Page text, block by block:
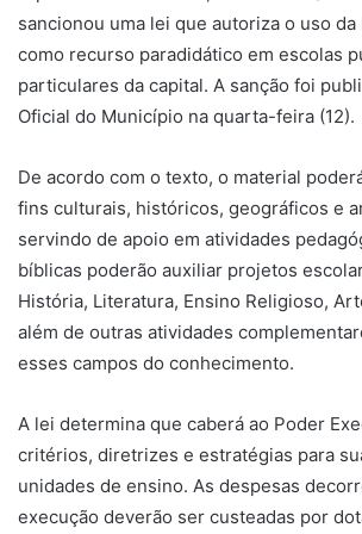
sancionou uma lei que autoriza o uso da
como recurso paradidático em escolas
particulares da capital. A sanção foi
Oficial do Município na quarta-feira (12).
De acordo com o texto, o material
fins culturais, históricos, geográficos e
servindo de apoio em atividades
bíblicas poderão auxiliar projetos
História, Literatura, Ensino Religioso,
além de outras atividades
esses campos do conhecimento.
A lei determina que caberá ao Poder
critérios, diretrizes e estratégias para
unidades de ensino. As despesas
execução deverão ser custeadas por